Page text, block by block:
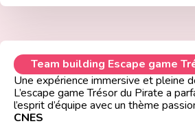
Team building Escape game
Une expérience immersive et pleine
L’escape game Trésor du Pirate a
l’esprit d’équipe avec un thème
CNES